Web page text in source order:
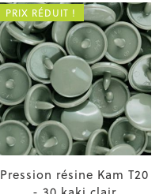
Pression résine Kam T20
PRIX RÉDUIT !